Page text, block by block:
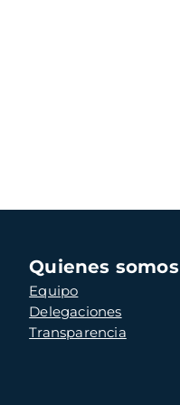
Navegación
principal
Quienes somos
Equipo
Delegaciones
Transparencia